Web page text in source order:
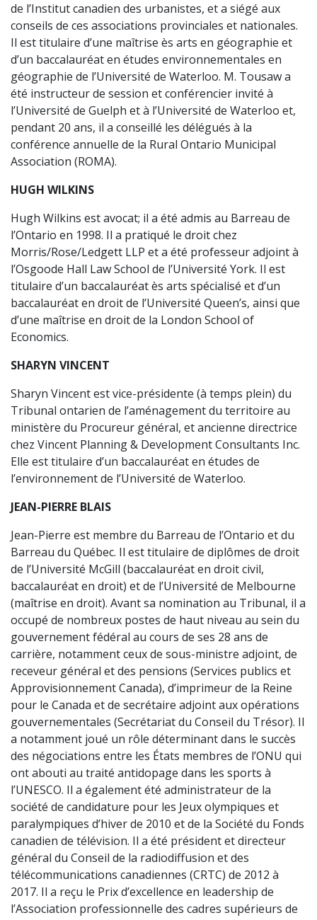
de l’Institut canadien des urbanistes, et a siégé aux
conseils de ces associations provinciales et nationales.
Il est titulaire d’une maîtrise ès arts en géographie et
d’un baccalauréat en études environnementales en
géographie de l’Université de Waterloo. M. Tousaw a
été instructeur de session et conférencier invité à
l’Université de Guelph et à l’Université de Waterloo et,
pendant 20 ans, il a conseillé les délégués à la
conférence annuelle de la Rural Ontario Municipal
Association (ROMA).
HUGH WILKINS
Hugh Wilkins est avocat; il a été admis au Barreau de
l’Ontario en 1998. Il a pratiqué le droit chez
Morris/Rose/Ledgett LLP et a été professeur adjoint à
l’Osgoode Hall Law School de l’Université York. Il est
titulaire d’un baccalauréat ès arts spécialisé et d’un
baccalauréat en droit de l’Université Queen’s, ainsi que
d’une maîtrise en droit de la London School of
Economics.
SHARYN VINCENT
Sharyn Vincent est vice-présidente (à temps plein) du
Tribunal ontarien de l’aménagement du territoire au
ministère du Procureur général, et ancienne directrice
chez Vincent Planning & Development Consultants Inc.
Elle est titulaire d’un baccalauréat en études de
l’environnement de l’Université de Waterloo.
JEAN-PIERRE BLAIS
Jean-Pierre est membre du Barreau de l’Ontario et du
Barreau du Québec. Il est titulaire de diplômes de droit
de l’Université McGill (baccalauréat en droit civil,
baccalauréat en droit) et de l’Université de Melbourne
(maîtrise en droit). Avant sa nomination au Tribunal, il a
occupé de nombreux postes de haut niveau au sein du
gouvernement fédéral au cours de ses 28 ans de
carrière, notamment ceux de sous-ministre adjoint, de
receveur général et des pensions (Services publics et
Approvisionnement Canada), d’imprimeur de la Reine
pour le Canada et de secrétaire adjoint aux opérations
gouvernementales (Secrétariat du Conseil du Trésor). Il
a notamment joué un rôle déterminant dans le succès
des négociations entre les États membres de l’ONU qui
ont abouti au traité antidopage dans les sports à
l’UNESCO. Il a également été administrateur de la
société de candidature pour les Jeux olympiques et
paralympiques d’hiver de 2010 et de la Société du Fonds
canadien de télévision. Il a été président et directeur
général du Conseil de la radiodiffusion et des
télécommunications canadiennes (CRTC) de 2012 à
2017. Il a reçu le Prix d’excellence en leadership de
l’Association professionnelle des cadres supérieurs de